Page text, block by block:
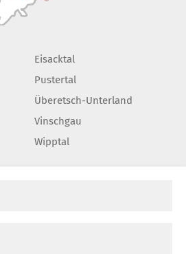
Eisacktal
Pustertal
Überetsch-Unterland
Vinschgau
Wipptal